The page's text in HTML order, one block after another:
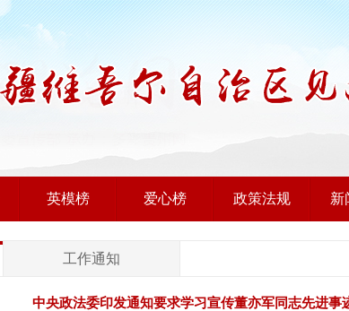
英模榜 爱心榜 政策法规 新
工作通知
中央政法委印发通知要求学习宣传董亦军同志先进事